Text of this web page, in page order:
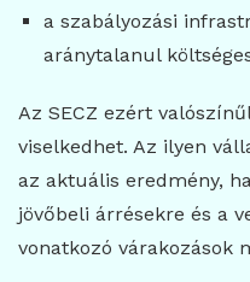
a szabályozási
aránytalanul
Az SECZ ezért
viselkedhet. Az ilyen
az aktuális eredmény,
jövőbeli árrésekre és a
vonatkozó várakozások